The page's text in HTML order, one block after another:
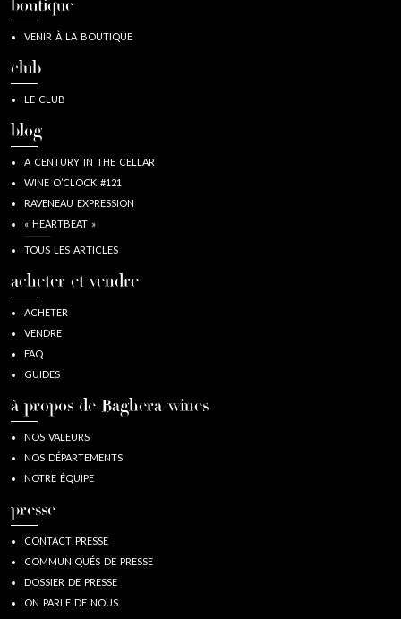
boutique
VENIR À LA BOUTIQUE
club
LE CLUB
blog
A CENTURY IN THE CELLAR
WINE O’CLOCK #121
RAVENEAU EXPRESSION
« HEARTBEAT »
TOUS LES ARTICLES
acheter et vendre
ACHETER
VENDRE
FAQ
GUIDES
à propos de Baghera/wines
NOS VALEURS
NOS DÉPARTEMENTS
NOTRE ÉQUIPE
presse
CONTACT PRESSE
COMMUNIQUÉS DE PRESSE
DOSSIER DE PRESSE
ON PARLE DE NOUS